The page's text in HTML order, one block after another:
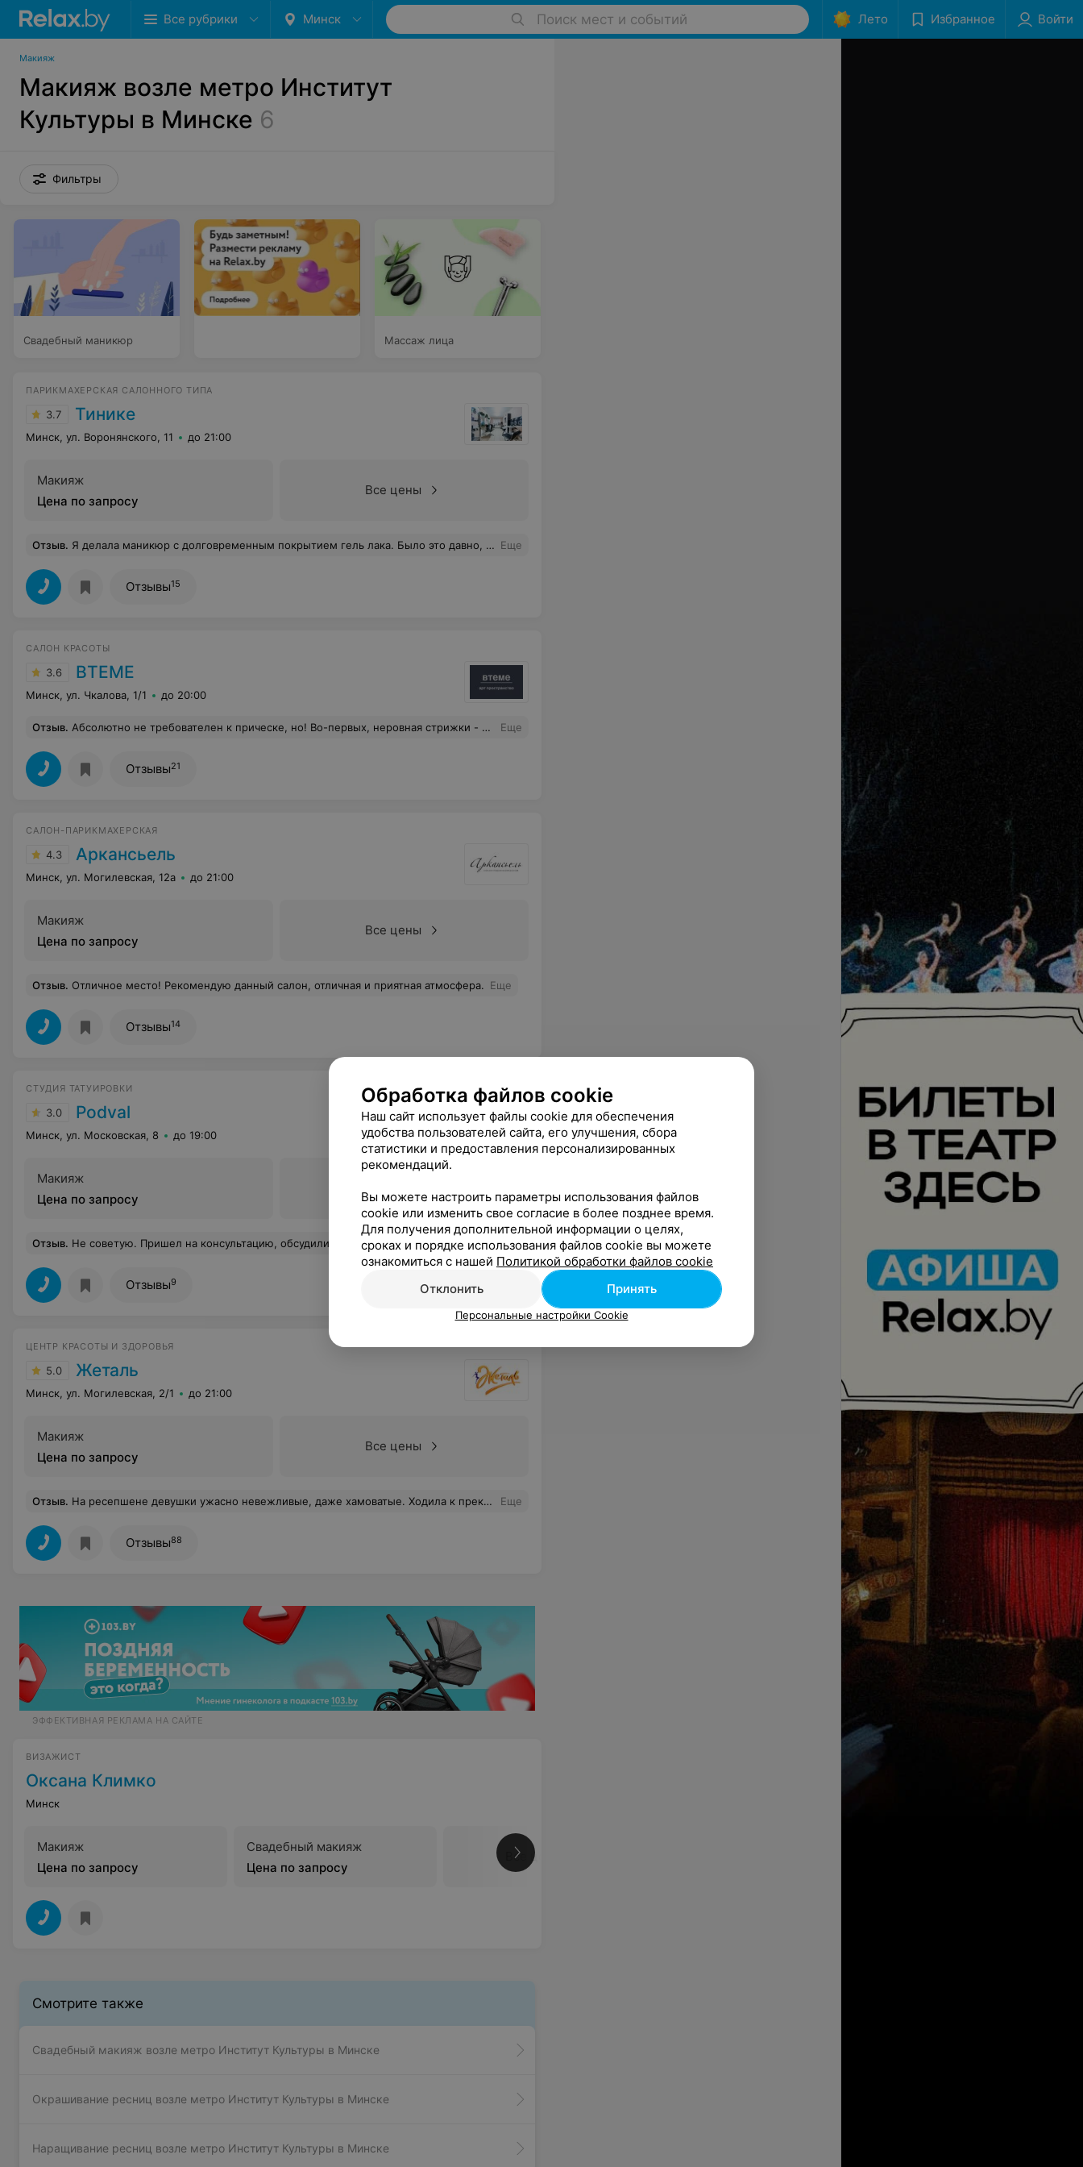
Все рубрики Минск Поиск мест и событий Лето Избранное Войти
Макияж
Макияж возле метро Институт
Культуры в Минске 6
Фильтры
Свадебный маникюр Массаж лица
ПАРИКМАХЕРСКАЯ САЛОННОГО ТИПА
3.7 Тинике
Минск, ул. Воронянского, 11 до 21:00
Макияж
Цена по запросу
Все цены
Отзыв. Я делала маникюр с долговременным покрытием гель лака. Было это давно, но сейчас, увидев фотографию своих ногтей, сделанных в этом салоне мне поплохело) Поэтому и решила оставить отзыв. Маникюр, выбранный мной был с дизайном, поэтому записываясь на процедуру я заранее уточнила, чтобы мне могли его сделать, на что мне ответили, что все сделают. По итогу, мастер сказала, что рисунки она не рисует, но все-таки взялась. Показав форму, которую я хотела, я спросила, получится ли сделать именно так, на что мне ответили, что конечно. А по итогу просто спилили всю длину и сделали абсолютно другую форму, хотя на фото, которое я показывала длина была примерно такая же, как и моя. Но мне сделали из длинных ногтей короткие, с неодинаковой формой и длиной, что заметно невооруженным взглядом. Про выполнение дизайна я лучше вообще промолчу. Маникюр не ровный и не аккуратный. Также не понравилось то, что на протяжении всей процедуры мастера общались между собой на свои личные темы. Еще
Отзывы15
САЛОН КРАСОТЫ
3.6 ВТЕМЕ
Минск, ул. Чкалова, 1/1 до 20:00
Отзыв. Абсолютно не требователен к прическе, но! Во-первых, неровная стрижки - справа и слева совершенно разный контур: где-то выстрижено больше, где-то меньше, все криво.Во-вторых, вместо "Стрижка мужская под 2 насадки" взяли оплату за "Стрижка мужская модельная".И, в-третьих, не сразу вспомнили про акцию - минус 20%.В общем, не то что было здесь раньше.. Еще
Отзывы21
САЛОН-ПАРИКМАХЕРСКАЯ
4.3 Аркансьель
Минск, ул. Могилевская, 12а до 21:00
Макияж
Цена по запросу
Все цены
Отзыв. Отличное место! Рекомендую данный салон, отличная и приятная атмосфера. Еще
Отзывы14
СТУДИЯ ТАТУИРОВКИ
3.0 Podval
Минск, ул. Московская, 8 до 19:00
Макияж
Цена по запросу
Отзыв. Не советую. Пришел на консультацию, обсудили тату, договорились на 2 сеанса. Мастер пообещал подготовить эскиз через 3 дня. В итоге оба сеанса сорвались, потому что мастер так и не сделал эскиз. Перед вторым сеансом тупо перестал брать трубку и игнорировал вк. В итоге 2 недели впустую. Еще
Отзывы9
ЦЕНТР КРАСОТЫ И ЗДОРОВЬЯ
5.0 Жеталь
Минск, ул. Могилевская, 2/1 до 21:00
Макияж
Цена по запросу
Все цены
Отзыв. На ресепшене девушки ужасно невежливые, даже хамоватые. Ходила к прекрасному мастеру по перманентному макияжу, лучшему в Беларуси, как я считаю. Но эта барышня на ресепшене испортила все впечатления. Еще
Отзывы88
ЭФФЕКТИВНАЯ РЕКЛАМА НА САЙТЕ
ВИЗАЖИСТ
Оксана Климко
Минск
Макияж
Цена по запросу
Свадебный макияж
Цена по запросу
Все цены
Смотрите также
Свадебный макияж возле метро Институт Культуры в Минске
Окрашивание ресниц возле метро Институт Культуры в Минске
Наращивание ресниц возле метро Институт Культуры в Минске
Обработка файлов cookie
Наш сайт использует файлы cookie для обеспечения
удобства пользователей сайта, его улучшения, сбора
статистики и предоставления персонализированных
рекомендаций.
Вы можете настроить параметры использования файлов
cookie или изменить свое согласие в более позднее время.
Для получения дополнительной информации о целях,
сроках и порядке использования файлов cookie вы можете
ознакомиться с нашей Политикой обработки файлов cookie
Отклонить
Принять
Персональные настройки Cookie